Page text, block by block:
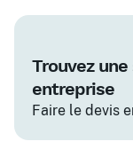
Trouvez
entreprise
Faire le devis